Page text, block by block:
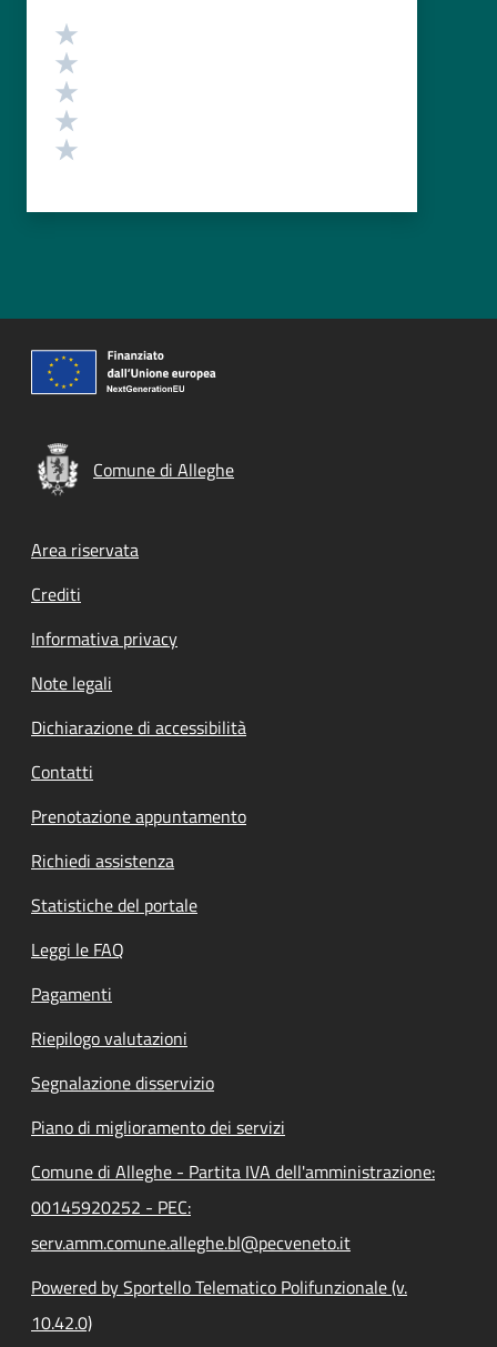
Valutazione
Comune di Alleghe
Footer menu
Area riservata
Crediti
Informativa privacy
Note legali
Dichiarazione di accessibilità
Contatti
Prenotazione appuntamento
Richiedi assistenza
Statistiche del portale
Leggi le FAQ
Pagamenti
Riepilogo valutazioni
Segnalazione disservizio
Piano di miglioramento dei servizi
Comune di Alleghe - Partita IVA dell'amministrazione:
00145920252 - PEC:
serv.amm.comune.alleghe.bl@pecveneto.it
Powered by Sportello Telematico Polifunzionale (v.
10.42.0)